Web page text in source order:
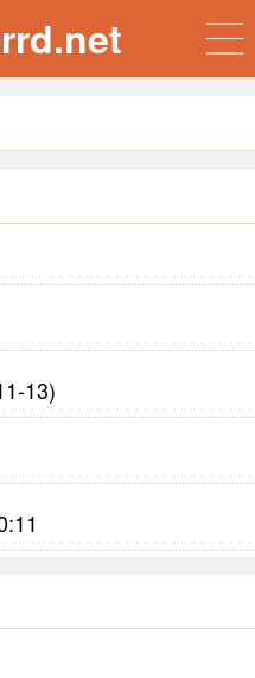
13)